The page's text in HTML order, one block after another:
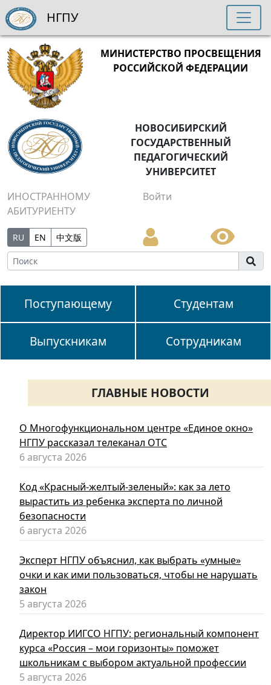
МИНИСТЕРСТВО ПРОСВЕЩЕНИЯ
РОССИЙСКОЙ ФЕДЕРАЦИИ
НОВОСИБИРСКИЙ
ГОСУДАРСТВЕННЫЙ
ПЕДАГОГИЧЕСКИЙ
УНИВЕРСИТЕТ
ИНОСТРАННОМУ
АБИТУРИЕНТУ
Войти
RU EN 中文版
Поступающему Студентам
Выпускникам Сотрудникам
НГПУ
ГЛАВНЫЕ НОВОСТИ
О Многофункциональном центре «Единое окно»
НГПУ рассказал телеканал ОТС
6 августа 2026
Код «Красный-желтый-зеленый»: как за лето
вырастить из ребенка эксперта по личной
безопасности
6 августа 2026
Эксперт НГПУ объяснил, как выбрать «умные»
очки и как ими пользоваться, чтобы не нарушать
закон
5 августа 2026
Директор ИИГСО НГПУ: региональный компонент
курса «Россия – мои горизонты» поможет
школьникам с выбором актуальной профессии
5 августа 2026